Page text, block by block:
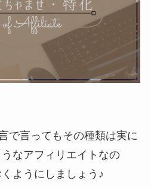
で言ってもその種類は実に
なアフィリエイトなの
ようにしましょう♪